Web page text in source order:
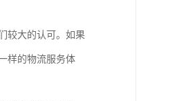
较大的认可。如果
样的物流服务体